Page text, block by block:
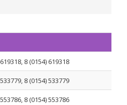
8 (0154) 619318
8 (0154) 533779
8 (0154) 553786